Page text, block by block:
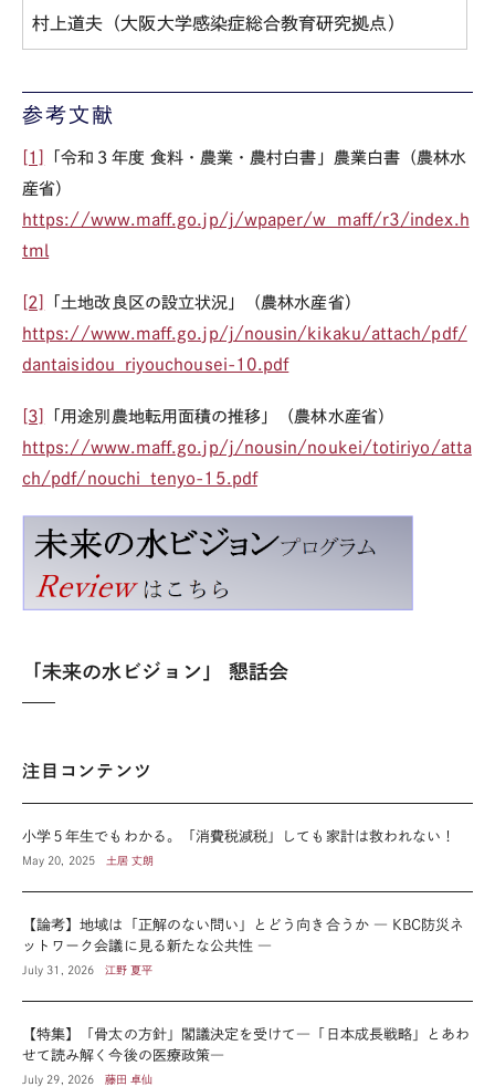
村上道夫（大阪大学感染症総合教育研究拠点）
参考文献
[1]
「令和３年度 食料・農業・農村白書」農業白書（農林水
産省）
https://www.maff.go.jp/j/wpaper/w_maff/r3/index.h
tml
[2]
「土地改良区の設立状況」（農林水産省）
https://www.maff.go.jp/j/nousin/kikaku/attach/pdf/
dantaisidou_riyouchousei-10.pdf
[3]
「用途別農地転用面積の推移」（農林水産省）
https://www.maff.go.jp/j/nousin/noukei/totiriyo/atta
ch/pdf/nouchi_tenyo-15.pdf
「未来の水ビジョン」 懇話会
注目コンテンツ
小学５年生でもわかる。「消費税減税」しても家計は救われない！
May 20, 2025 土居 丈朗
【論考】地域は「正解のない問い」とどう向き合うか ― KBC防災ネ
ットワーク会議に見る新たな公共性 ―
July 31, 2026 江野 夏平
【特集】「骨太の方針」閣議決定を受けて―「日本成長戦略」とあわ
せて読み解く今後の医療政策―
July 29, 2026 藤田 卓仙